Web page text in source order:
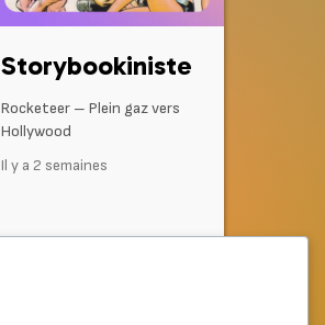
Storybookiniste
Rocketeer – Plein gaz vers
Hollywood
Il y a 2 semaines